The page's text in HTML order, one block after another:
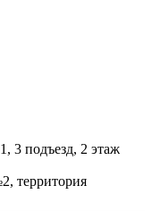
3 подъезд, 2 этаж
территория